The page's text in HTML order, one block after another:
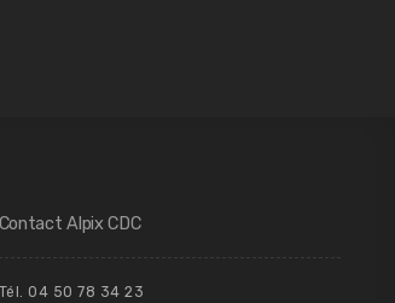
Contact Alpix CDC
Tél. 04 50 78 34 23